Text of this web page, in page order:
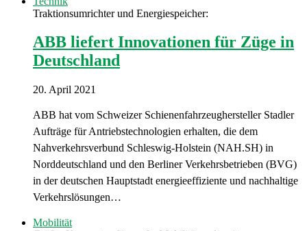
Traktionsumrichter und Energiespeicher:
ABB liefert Innovationen für Züge in
Deutschland
20. April 2021
ABB hat vom Schweizer Schienenfahrzeughersteller Stadler
Aufträge für Antriebstechnologien erhalten, die dem
Nahverkehrsverbund Schleswig-Holstein (NAH.SH) in
Norddeutschland und den Berliner Verkehrsbetrieben (BVG)
in der deutschen Hauptstadt energieeffiziente und nachhaltige
Verkehrslösungen…
Mobilität